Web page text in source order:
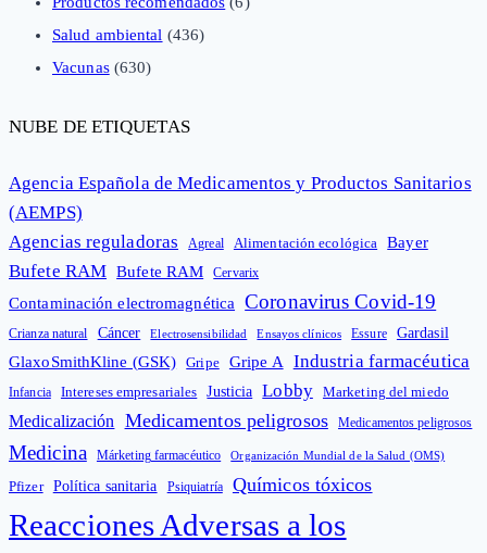
Salud ambiental (436)
Vacunas(630)
NUBE DE ETIQUETAS
Agencia Española de Medicamentos y Productos Sanitarios
(AEMPS)
Agencias reguladoras
Agreal Alimentación ecológica Bayer
Bufete RAM Bufete RAM Cervarix
Contaminación electromagnética Coronavirus Covid-19
Crianza natural Cáncer Electrosensibilidad Ensayos clínicos Essure Gardasil
GlaxoSmithKline (GSK) Gripe Gripe A Industria farmacéutica
Infancia Intereses empresariales Justicia Lobby Marketing del miedo
Medicalización Medicamentos peligrosos Medicamentos peligrosos
Medicina Márketing farmacéutico Organización Mundial de la Salud (OMS)
Pfizer Política sanitaria Psiquiatría Químicos tóxicos
Reacciones Adversas a los